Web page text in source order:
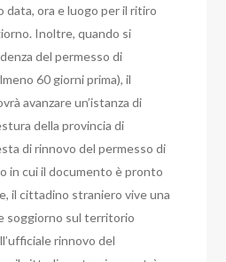
data, ora e luogo per il ritiro
Inoltre, quando si
del permesso di
60 giorni prima), il
avanzare un’istanza di
della provincia di
di rinnovo del permesso di
in cui il documento è pronto
il cittadino straniero vive una
soggiorno sul territorio
rinnovo del